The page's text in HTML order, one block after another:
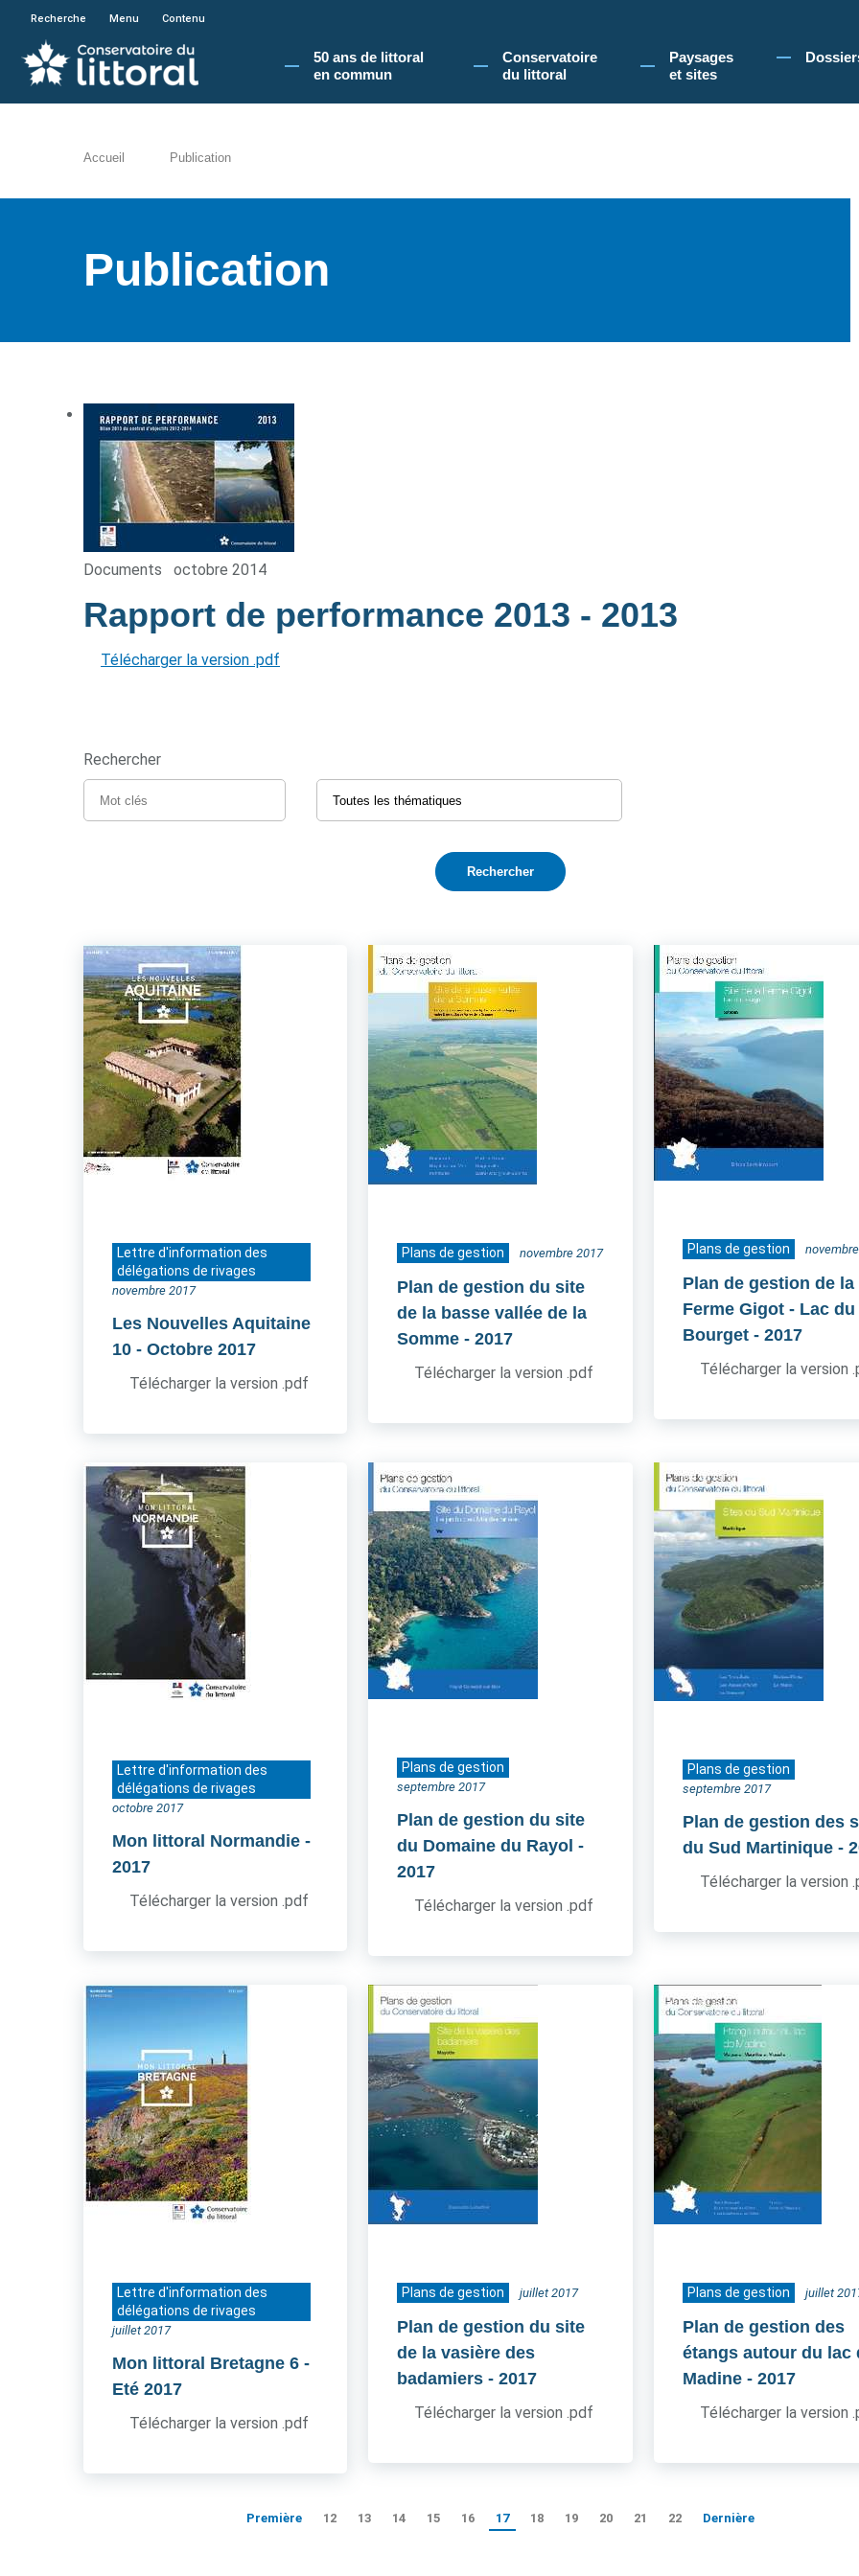
En poursuivant votre navigation sur le site du Conservatoire du littoral, vous acceptez l'utilisation de cookies pour vous
Recherche Menu Contenu
50 ans de littoral
en commun​
Conservatoire
du littoral
Paysages
et sites
Accueil Publication
Publication
Documents octobre 2014
Rapport de performance 2013 - 2013
Télécharger la version .pdf
Rechercher
Lettre d'information des
délégations de rivages
novembre 2017
Les Nouvelles Aquitaine
10 - Octobre 2017
Télécharger la version .pdf
Plans de gestion novembre 2017
Plan de gestion du site
de la basse vallée de la
Somme - 2017
Télécharger la version .pdf
Plans de gestion
Plan de gestion de la
Ferme Gigot - Lac du
Bourget - 2017
Télécharger la version
Lettre d'information des
délégations de rivages
octobre 2017
Mon littoral Normandie -
2017
Télécharger la version .pdf
Plans de gestion
septembre 2017
Plan de gestion du site
du Domaine du Rayol -
2017
Télécharger la version .pdf
Plans de gestion
septembre 2017
Plan de gestion des
du Sud Martinique -
Télécharger la version
Lettre d'information des
délégations de rivages
juillet 2017
Mon littoral Bretagne 6 -
Eté 2017
Télécharger la version .pdf
Plans de gestion juillet 2017
Plan de gestion du site
de la vasière des
badamiers - 2017
Télécharger la version .pdf
Plans de gestion juillet
Plan de gestion des
étangs autour du lac
Madine - 2017
Télécharger la version
Première 12 13 14 15 16 17 18 19 20 21 22 Dernière